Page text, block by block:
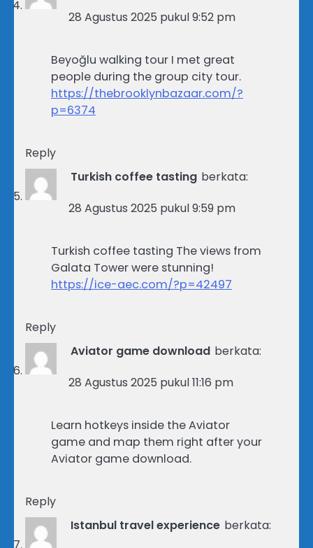
28 Agustus 2025 pukul 9:52 pm
Beyoğlu walking tour I met great
people during the group city tour.
https://thebrooklynbazaar.com/?
p=6374
Reply
Turkish coffee tasting berkata:
28 Agustus 2025 pukul 9:59 pm
Turkish coffee tasting The views from
Galata Tower were stunning!
https://ice-aec.com/?p=42497
Reply
Aviator game download berkata:
28 Agustus 2025 pukul 11:16 pm
Learn hotkeys inside the Aviator
game and map them right after your
Aviator game download.
Reply
Istanbul travel experience berkata: